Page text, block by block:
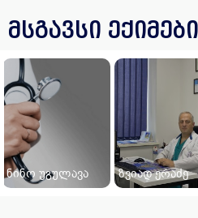
მსგავსი ექიმები
ნინო უგულავა ზვიად ერაძე